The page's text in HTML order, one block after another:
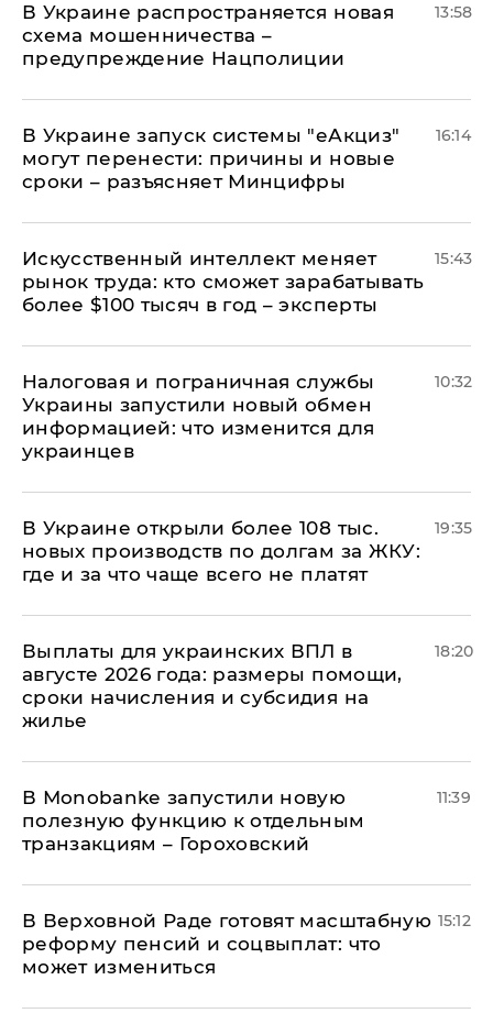
В Украине распространяется новая
схема мошенничества –
предупреждение Нацполиции
13:58
В Украине запуск системы "еАкциз"
могут перенести: причины и новые
сроки – разъясняет Минцифры
16:14
Искусственный интеллект меняет
рынок труда: кто сможет зарабатывать
более $100 тысяч в год – эксперты
15:43
Налоговая и пограничная службы
Украины запустили новый обмен
информацией: что изменится для
украинцев
10:32
В Украине открыли более 108 тыс.
новых производств по долгам за ЖКУ:
где и за что чаще всего не платят
19:35
Выплаты для украинских ВПЛ в
августе 2026 года: размеры помощи,
сроки начисления и субсидия на
жилье
18:20
В Мonobankе запустили новую
полезную функцию к отдельным
транзакциям – Гороховский
11:39
В Верховной Раде готовят масштабную
реформу пенсий и соцвыплат: что
может измениться
15:12